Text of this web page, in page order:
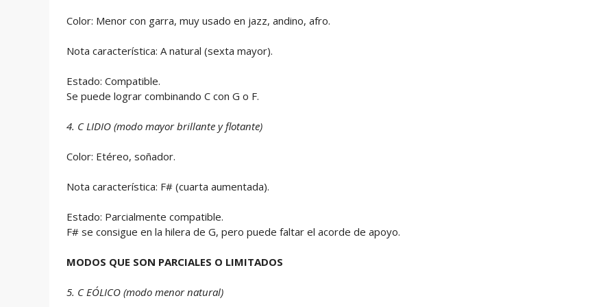
Color: Menor con garra, muy usado en jazz, andino, afro.
Nota característica: A natural (sexta mayor).
Estado: Compatible.
Se puede lograr combinando C con G o F.
4. C LIDIO (modo mayor brillante y flotante)
Color: Etéreo, soñador.
Nota característica: F# (cuarta aumentada).
Estado: Parcialmente compatible.
F# se consigue en la hilera de G, pero puede faltar el acorde de apoyo.
MODOS QUE SON PARCIALES O LIMITADOS
5. C EÓLICO (modo menor natural)